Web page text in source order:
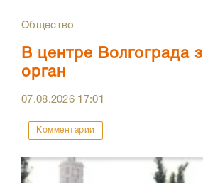
Общество
В центре Волгограда
орган
07.08.2026 17:01
Комментарии